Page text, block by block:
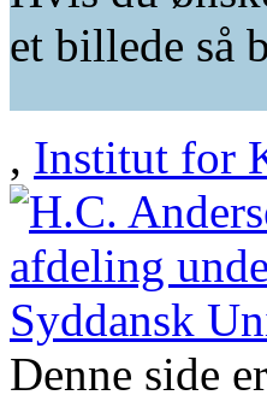
et billede så
, Institut for
Denne side